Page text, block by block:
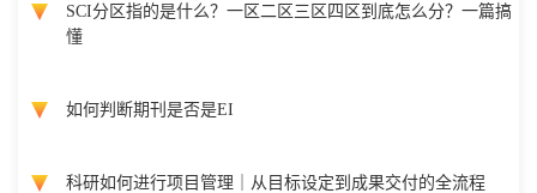
SCI分区指的是什么？一区二区三区四区到底怎么分？一篇搞
懂
如何判断期刊是否是EI
科研如何进行项目管理｜从目标设定到成果交付的全流程